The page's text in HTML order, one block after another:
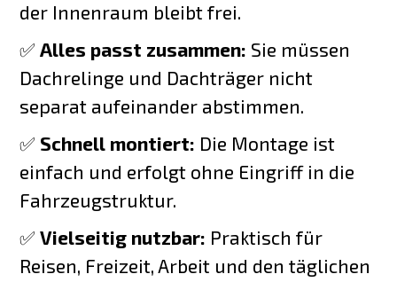
der Innenraum bleibt frei.
✅Alles passt zusammen: Sie müssen
Dachrelinge und Dachträger nicht
separat aufeinander abstimmen.
✅ Schnell montiert: Die Montage ist
einfach und erfolgt ohne Eingriff in die
Fahrzeugstruktur.
✅Vielseitig nutzbar: Praktisch für
Reisen, Freizeit, Arbeit und den täglichen